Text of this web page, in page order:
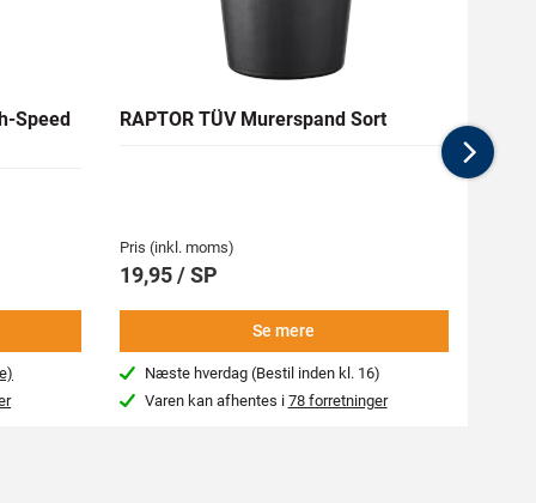
Speed
RAPTOR TÜV Murerspand Sort
Pris (inkl. moms)
19,95 / SP
Se mere
Næste hverdag (Bestil inden kl. 16)
Varen kan afhentes i 78 forretninger